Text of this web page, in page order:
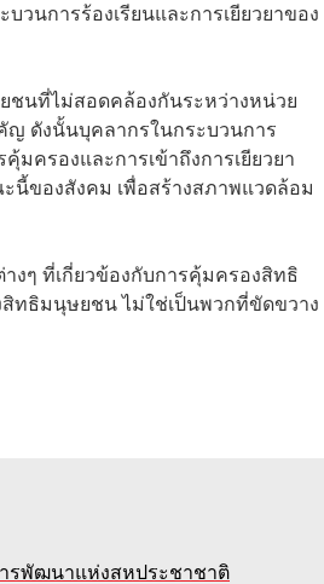
วนการร้องเรียนและการเยียวยาของ
ชนที่ไม่สอดคล้องกันระหว่างหน่วย
ญ ดังนั้นบุคลากรในกระบวนการ
ครองและการเข้าถึงการเยียวยา
นี้ของสังคม เพื่อสร้างสภาพแวดล้อม
งๆ ที่เกี่ยวข้องกับการคุ้มครองสิทธิ
ทธิมนุษยชน ไม่ใช่เป็นพวกที่ขัดขวาง
รพัฒนาแห่งสหประชาชาติ